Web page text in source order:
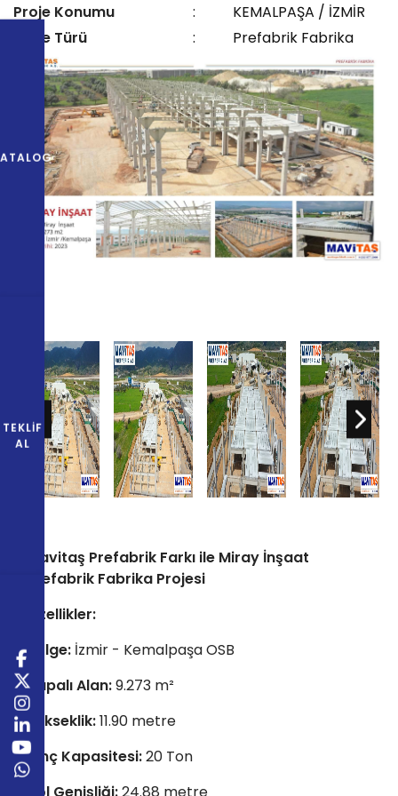
Proje Konumu :
KEMALPAŞA / İZMİR
Proje Türü
: Prefabrik Fabrika
Mavitaş Prefabrik Farkı ile Miray İnşaat
Prefabrik Fabrika Projesi
Özellikler:
Bölge: İzmir - Kemalpaşa OSB
Kapalı Alan:9.273 m²
Yükseklik:11.90 metre
Vinç Kapasitesi:20 Ton
Hol Genişliği:24.88 metre
TEKLIF
AL